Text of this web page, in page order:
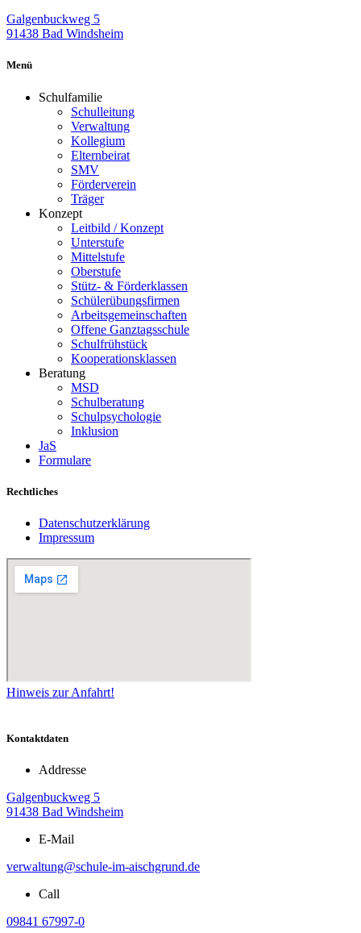
Galgenbuckweg 5
91438 Bad Windsheim
Menü
Schulfamilie
Schulleitung
Verwaltung
Kollegium
Elternbeirat
SMV
Förderverein
Träger
Konzept
Leitbild / Konzept
Unterstufe
Mittelstufe
Oberstufe
Stütz- & Förderklassen
Schülerübungsfirmen
Arbeitsgemeinschaften
Offene Ganztagsschule
Schulfrühstück
Kooperationsklassen
Beratung
MSD
Schulberatung
Schulpsychologie
Inklusion
JaS
Formulare
Rechtliches
Datenschutzerklärung
Impressum
Hinweis zur Anfahrt!
Kontaktdaten
Addresse
Galgenbuckweg 5
91438 Bad Windsheim
E-Mail
verwaltung@schule-im-aischgrund.de
Call
09841 67997-0